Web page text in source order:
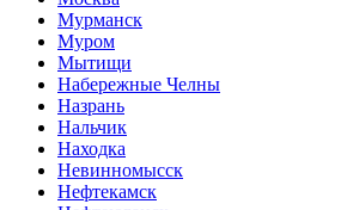
Мурманск
Муром
Мытищи
Набережные Челны
Назрань
Нальчик
Находка
Невинномысск
Нефтекамск